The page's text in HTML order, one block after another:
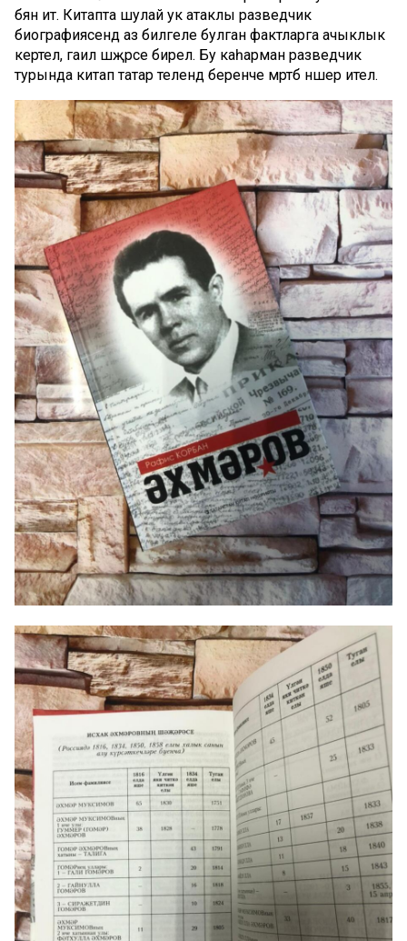
бәян итә. Китапта шулай ук атаклы разведчик
биографиясендә аз билгеле булган фактларга ачыклык
кертелә, гаилә шәҗәрәсе бирелә. Бу каһарман разведчик
турында китап татар телендә беренче мәртәбә нәшер ителә.